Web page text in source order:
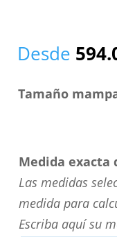
Desde
Tamaño
Medida exacta
Las medidas
medida para
Escriba aquí su